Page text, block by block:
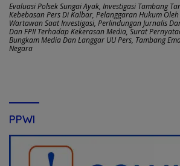
Evaluasi Polsek Sungai Ayak, Investigasi Tambang
Kebebasan Pers Di Kalbar, Pelanggaran Hukum
Wartawan Saat Investigasi, Perlindungan Jurnalis
Dan FPII Terhadap Kekerasan Media, Surat
Bungkam Media Dan Langgar UU Pers, Tambang
Negara
PPWI